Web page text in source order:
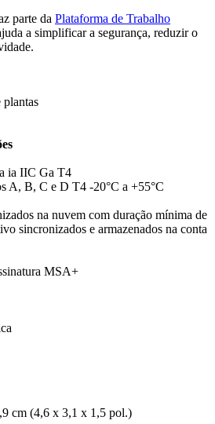
parte da Plataforma de Trabalho
a simplificar a segurança, reduzir o
plantas
ia IIC Ga T4
A, B, C e D T4 -20°C a +55°C
na nuvem com duração mínima de
sincronizados e armazenados na conta
MSA+
cm (4,6 x 3,1 x 1,5 pol.)